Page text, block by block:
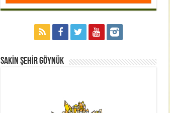
Sakİn Şehİr GÖYNÜK